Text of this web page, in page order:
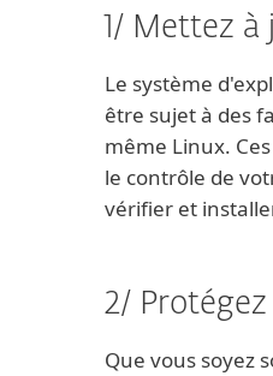
1/ Mettez
Le système
être sujet à des
même Linux.
le contrôle de
vérifier et
2/
Que vous soyez